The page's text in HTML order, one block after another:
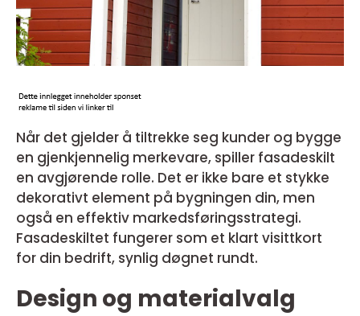
Når det gjelder å tiltrekke seg kunder og bygge
en gjenkjennelig merkevare, spiller fasadeskilt
en avgjørende rolle. Det er ikke bare et stykke
dekorativt element på bygningen din, men
også en effektiv markedsføringsstrategi.
Fasadeskiltet fungerer som et klart visittkort
for din bedrift, synlig døgnet rundt.
Design og materialvalg